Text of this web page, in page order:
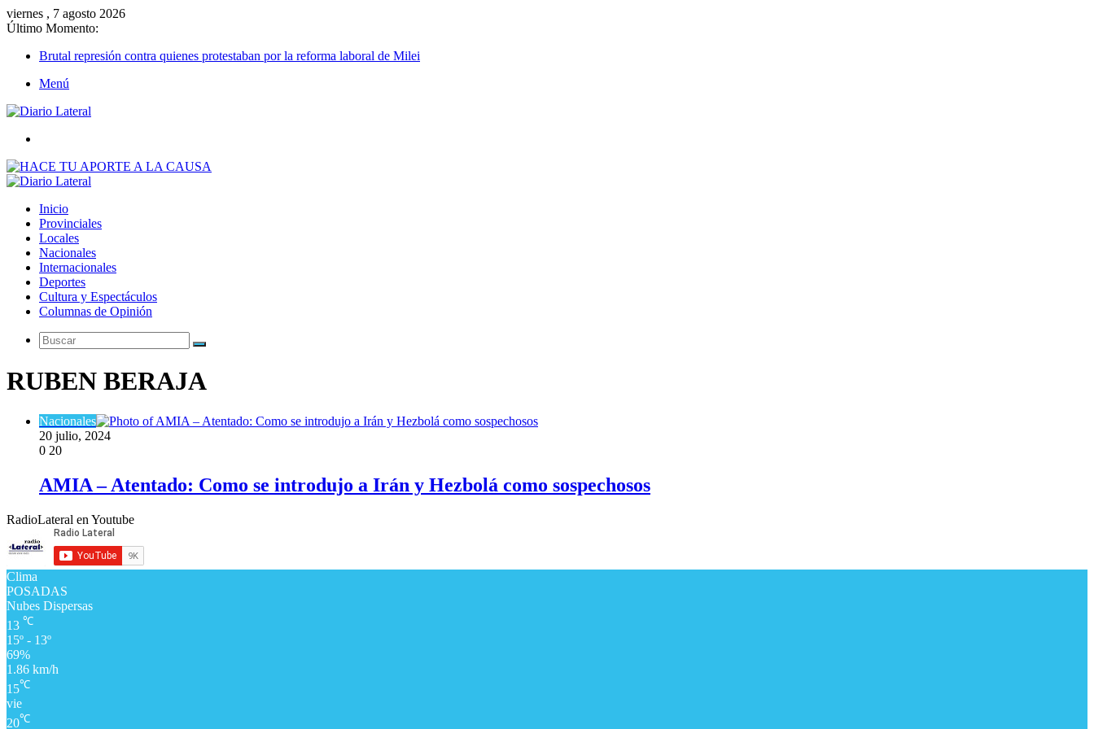
viernes , 7 agosto 2026
Último Momento:
Brutal represión contra quienes protestaban por la reforma laboral de Milei
Menú
Inicio
Provinciales
Locales
Nacionales
Internacionales
Deportes
Cultura y Espectáculos
Columnas de Opinión
Buscar
RUBEN BERAJA
Nacionales
20 julio, 2024
0 20
AMIA – Atentado: Como se introdujo a Irán y Hezbolá como sospechosos
RadioLateral en Youtube
Clima
POSADAS
Nubes Dispersas
13 ℃
15º - 13º
69%
1.86 km/h
15℃
vie
20℃